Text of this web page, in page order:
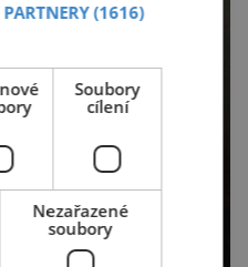
(1616)
Soubory
cílení
Nezařazené
soubory